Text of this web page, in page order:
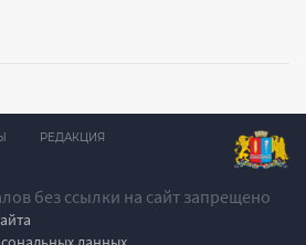
без ссылки на сайт запрещено
РЕДАКЦИЯ